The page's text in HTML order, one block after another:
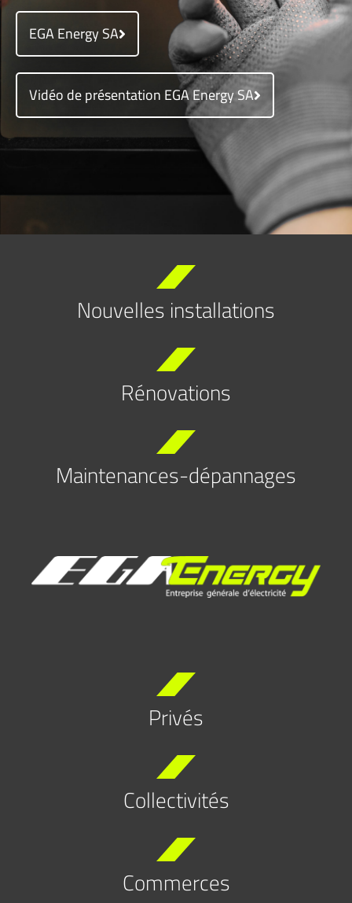
EGA Energy SA
Vidéo de présentation EGA Energy SA
Nouvelles installations
Rénovations
Maintenances-dépannages
Privés
Collectivités
Commerces